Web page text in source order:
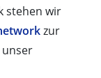
stehen wir
zur
unser